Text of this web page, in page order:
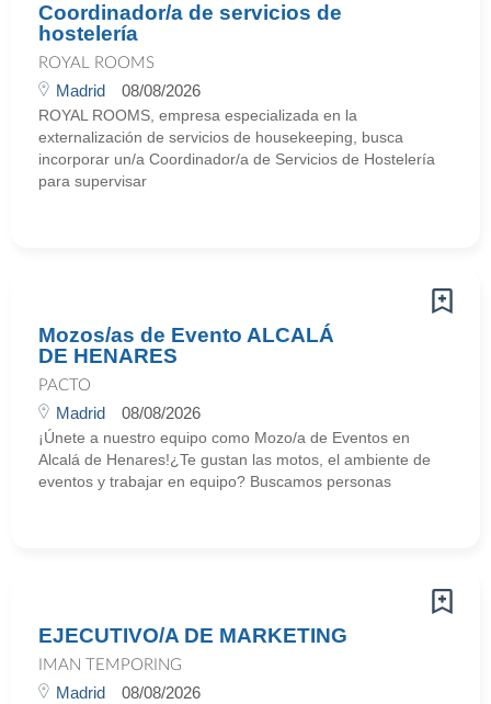
Coordinador/a de servicios de
hostelería
ROYAL ROOMS
Madrid 08/08/2026
ROYAL ROOMS, empresa especializada en la
externalización de servicios de housekeeping, busca
incorporar un/a Coordinador/a de Servicios de Hostelería
para supervisar
Mozos/as de Evento ALCALÁ
DE HENARES
PACTO
Madrid 08/08/2026
¡Únete a nuestro equipo como Mozo/a de Eventos en
Alcalá de Henares!¿Te gustan las motos, el ambiente de
eventos y trabajar en equipo? Buscamos personas
EJECUTIVO/A DE MARKETING
IMAN TEMPORING
Madrid 08/08/2026